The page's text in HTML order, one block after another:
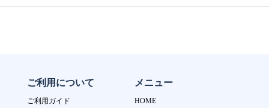
ご利用について
ご利用ガイド
メニュー
HOME